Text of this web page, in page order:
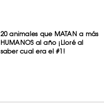
20 animales que MATAN a más
HUMANOS al año ¡Lloré al
saber cual era el #1!